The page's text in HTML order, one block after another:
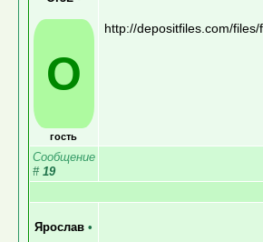
O
гость
http://depositfiles.com/files/
Сообщение
# 19
Ярослав •